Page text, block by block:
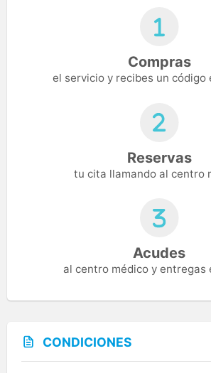
Compras
el servicio y recibes un código
Reservas
tu cita llamando al centro
Acudes
al centro médico y entregas
CONDICIONES